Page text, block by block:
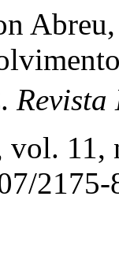
Revista
vol. 11,